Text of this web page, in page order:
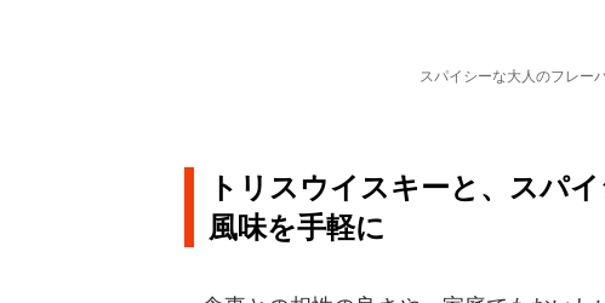
スパイシーな大人のフレー
トリスウイスキーと、スパ
風味を手軽に